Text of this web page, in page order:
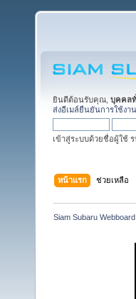
ยินดีต้อนรับคุณ, บุคคล
ส่งอีเมล์ยืนยันการใช้งา
เข้าสู่ระบบด้วยชื่อผู้ใช้
หน้าแรก ช่วยเหลือ
Siam Subaru Webboard